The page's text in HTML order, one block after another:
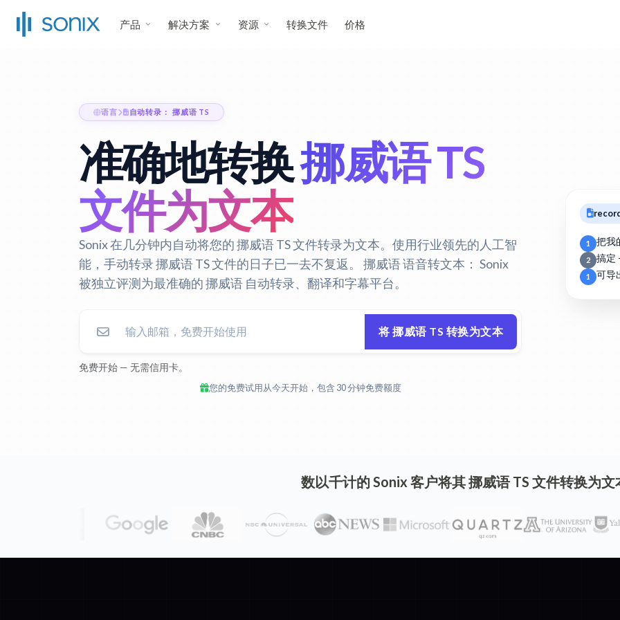
产品 解决方案 资源 转换文件 价格
语言 自动转录： 挪威语 TS
准确地转换挪威语 TS
文件为文本
Sonix 在几分钟内自动将您的 挪威语 TS 文件转录为文本。使用行业领先的人工智
能，手动转录 挪威语 TS 文件的日子已一去不复返。 挪威语 语音转文本： Sonix
被独立评测为最准确的 挪威语 自动转录、翻译和字幕平台。
将 挪威语 TS 转换为文本
免费开始 — 无需信用卡。
您的免费试用从今天开始，包含 30 分钟免费额度
1 把我
2 搞定
1 可导
数以千计的 Sonix 客户将其 挪威语 TS 文件转换为文